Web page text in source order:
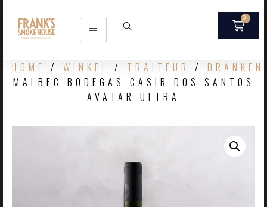
0
HOME / WINKEL / TRAITEUR / DRANKEN
MALBEC BODEGAS CASIR DOS SANTOS
AVATAR ULTRA